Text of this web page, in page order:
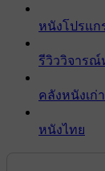
หนังโปรแก
รีวิววิจารณ์
คลังหนังเก่า
หนังไทย